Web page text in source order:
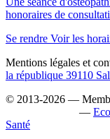
honoraires de
Se rendre Voir les
Mentions légales et
la république 39110
© 2013-2026 —
—
Santé